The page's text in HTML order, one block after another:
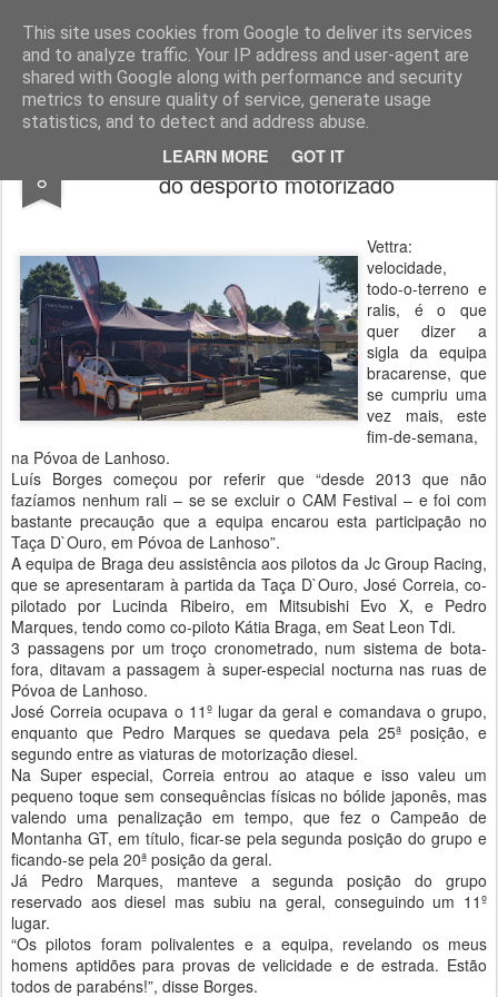
This site uses cookies from Google to deliver its services
and to analyze traffic. Your IP address and user-agent are
shared with Google along with performance and security
metrics to ensure quality of service, generate usage
statistics, and to detect and address abuse.
LEARN MORE GOT IT
ROADGALAXY - Media Center
8
Vettra cumpriu-se com pódios, em festa
do desporto motorizado
Vettra:
velocidade,
todo-o-terreno e
ralis, é o que
quer dizer a
sigla da equipa
bracarense, que
se cumpriu uma
vez mais, este
fim-de-semana,
na Póvoa de Lanhoso.
Luís Borges começou por referir que “desde 2013 que não
fazíamos nenhum rali – se se excluir o CAM Festival – e foi com
bastante precaução que a equipa encarou esta participação no
Taça D`Ouro, em Póvoa de Lanhoso”.
A equipa de Braga deu assistência aos pilotos da Jc Group Racing,
que se apresentaram à partida da Taça D`Ouro, José Correia, co-
pilotado por Lucinda Ribeiro, em Mitsubishi Evo X, e Pedro
Marques, tendo como co-piloto Kátia Braga, em Seat Leon Tdi.
3 passagens por um troço cronometrado, num sistema de bota-
fora, ditavam a passagem à super-especial nocturna nas ruas de
Póvoa de Lanhoso.
José Correia ocupava o 11º lugar da geral e comandava o grupo,
enquanto que Pedro Marques se quedava pela 25ª posição, e
segundo entre as viaturas de motorização diesel.
Na Super especial, Correia entrou ao ataque e isso valeu um
pequeno toque sem consequências físicas no bólide japonês, mas
valendo uma penalização em tempo, que fez o Campeão de
Montanha GT, em título, ficar-se pela segunda posição do grupo e
ficando-se pela 20ª posição da geral.
Já Pedro Marques, manteve a segunda posição do grupo
reservado aos diesel mas subiu na geral, conseguindo um 11º
lugar.
“Os pilotos foram polivalentes e a equipa, revelando os meus
homens aptidões para provas de velicidade e de estrada. Estão
todos de parabéns!”, disse Borges.